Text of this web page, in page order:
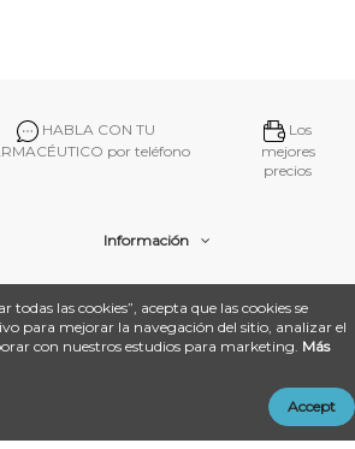
HABLA CON TU
por teléfono
Los
mejores
precios
Información
Contacto
Desarrollado con ❤️ por
LandM + Datacom
Multimedia
todas las cookies”, acepta que las cookies se
para mejorar la navegación del sitio, analizar el
con nuestros estudios para marketing. Más
Accept